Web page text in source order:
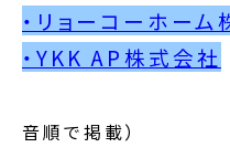
・リョーコーホーム
・YKK AP株式会社
（
音順で掲載）